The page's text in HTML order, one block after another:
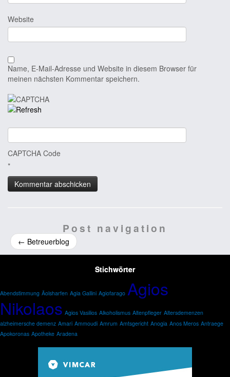
Website
Name, E-Mail-Adresse und Website in diesem Browser für
meinen nächsten Kommentar speichern.
CAPTCHA Code
*
Post navigation
← Betreuerblog
Stichwörter
Abendstimmung Äolsharfen Agia Gallini Agiofarago Agios
Nikolaos Agios Vasilios Alkoholismus Altenpfleger Altersdemenzen
alzheimersche demenz Amari Ammoudi Amrum Amtsgericht Anogia Anos Meros Antraege
Apokoronas Apotheke Aradena